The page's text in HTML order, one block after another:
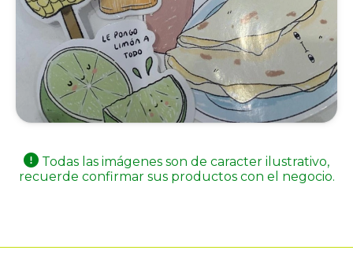
Todas las imágenes son de caracter ilustrativo,
recuerde confirmar sus productos con el negocio.